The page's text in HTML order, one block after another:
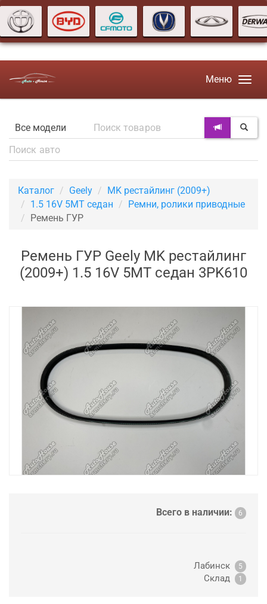
Меню
Каталог Geely
MK рестайлинг (2009+)
1.5 16V 5MT седан
Ремни, ролики приводные
Ремень ГУР
Ремень ГУР Geely MK рестайлинг
(2009+) 1.5 16V 5MT седан 3PK610
Всего в наличии: 6
Лабинск 5
Склад 1